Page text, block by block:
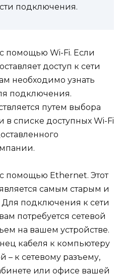
подключения.
помощью Wi-Fi. Если
доступ к сети
необходимо узнать
подключения.
путем выбора
в списке доступных Wi-Fi
помощью Ethernet. Этот
самым старым и
подключения к сети
потребуется сетевой
на вашем устройстве.
кабеля к компьютеру
– к сетевому разъему,
или офисе вашей